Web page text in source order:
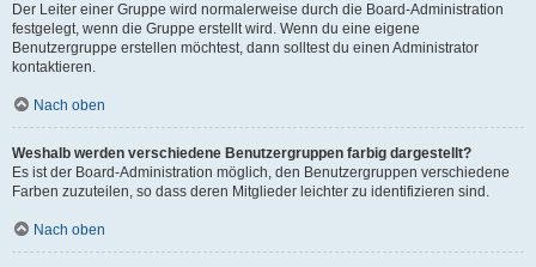
Der Leiter einer Gruppe wird normalerweise durch die Board-Administration
festgelegt, wenn die Gruppe erstellt wird. Wenn du eine eigene
Benutzergruppe erstellen möchtest, dann solltest du einen Administrator
kontaktieren.
Nach oben
Weshalb werden verschiedene Benutzergruppen farbig dargestellt?
Es ist der Board-Administration möglich, den Benutzergruppen verschiedene
Farben zuzuteilen, so dass deren Mitglieder leichter zu identifizieren sind.
Nach oben